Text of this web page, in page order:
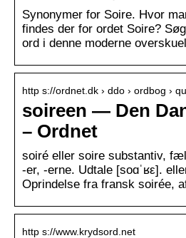
Synonymer for Soire. Hvor
findes der for ordet Soire?
ord i denne moderne
http s://ordnet.dk › ddo › ordbog ›
soireen — Den
– Ordnet
soiré eller soire substantiv,
-er, -erne. Udtale [soɑˈʁε].
Oprindelse fra fransk soirée,
http s://www.krydsord.net